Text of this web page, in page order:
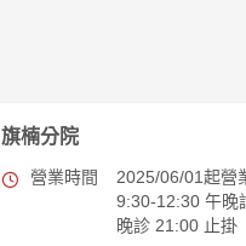
旗楠分院
營業時間
2025/06/01起營
9:30-12:30 午晚
晚診 21:00 止掛